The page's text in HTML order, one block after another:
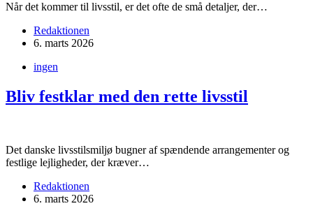
Når det kommer til livsstil, er det ofte de små detaljer, der…
Redaktionen
6. marts 2026
ingen
Bliv festklar med den rette livsstil
Det danske livsstilsmiljø bugner af spændende arrangementer og
festlige lejligheder, der kræver…
Redaktionen
6. marts 2026